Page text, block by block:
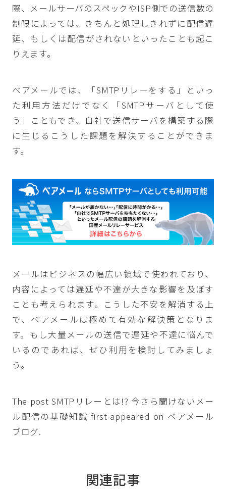
際、メールサーバのスペックやISP側での送信数の
制限によっては、きちんと処理しきれずに配信遅
延、もしくは配信がされないといったことも起こ
りえます。
ベアメールでは、「SMTPリレーをする」といっ
た利用方法だけでなく「SMTPサーバとして使
う」こともでき、自社で送信サーバを構築する際
に生じるこうした課題を解決することができま
す。
メールはビジネスの幅広い領域で使われており、
内容によっては遅延や不達が大きな影響を及ぼす
ことも考えられます。こうした不安を解消する上
で、ベアメールは極めて有効な解決策となりま
す。もし大量メールの送信で遅延や不達に悩んで
いるのであれば、ぜひ利用を検討してみましょ
う。
The postSMTPリレーとは!? 今さら聞けないメー
ル配信の基礎知識 first appeared on ベアメール
ブログ.
関連記事